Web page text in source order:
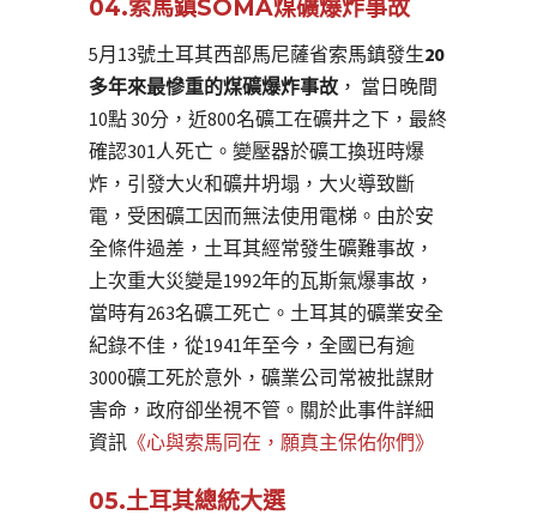
04.索馬鎮SOMA煤礦爆炸事故
5月13號土耳其西部馬尼薩省索馬鎮發生20
多年來最慘重的煤礦爆炸事故 ， 當日晚間
10點 30分，近800名礦工在礦井之下，最終
確認301人死亡。變壓器於礦工換班時爆
炸，引發大火和礦井坍塌，大火導致斷
電，受困礦工因而無法使用電梯。由於安
全條件過差，土耳其經常發生礦難事故，
上次重大災變是1992年的瓦斯氣爆事故，
當時有263名礦工死亡。土耳其的礦業安全
紀錄不佳，從1941年至今，全國已有逾
3000礦工死於意外，礦業公司常被批謀財
害命，政府卻坐視不管。關於此事件詳細
資訊 《心與索馬同在，願真主保佑你們》
05.土耳其總統大選